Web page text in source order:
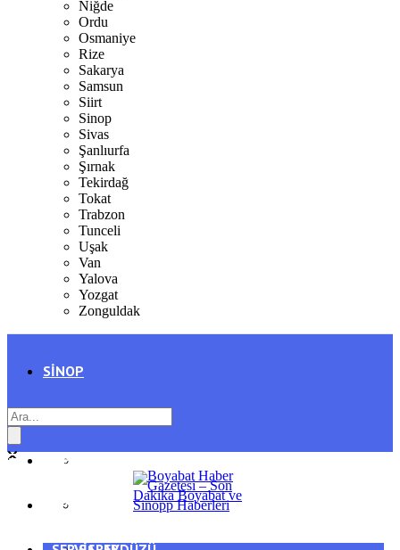
Niğde
Ordu
Osmaniye
Rize
Sakarya
Samsun
Siirt
Sinop
Sivas
Şanlıurfa
Şırnak
Tekirdağ
Tokat
Trabzon
Tunceli
Uşak
Van
Yalova
Yozgat
Zonguldak
SINOP
AYANCIK
GENEL
SPOR